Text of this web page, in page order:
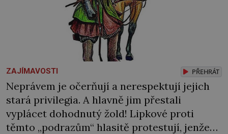
ZAJÍMAVOSTI PŘEHRÁT
Neprávem je očerňují a nerespektují jejich
stará privilegia. A hlavně jim přestali
vyplácet dohodnutý žold! Lipkové proti
těmto „podrazům“ hlasitě protestují, jenže